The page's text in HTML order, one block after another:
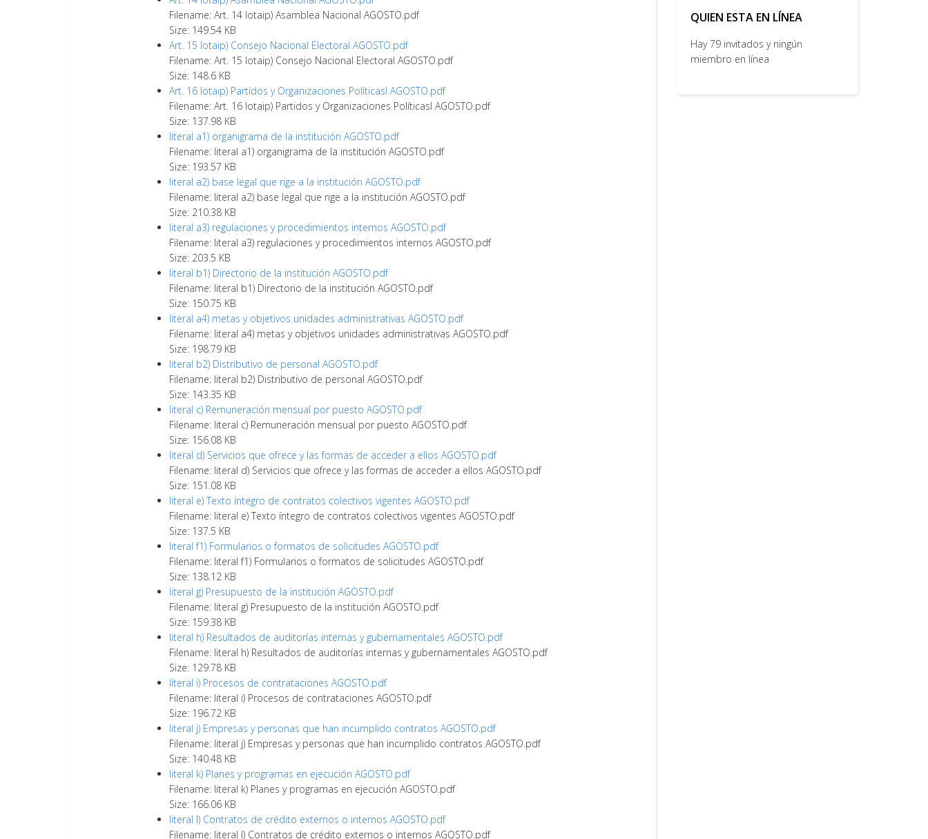
Filename: Art. 14 lotaip) Asamblea Nacional AGOSTO.pdf
Size: 149.54 KB
Art. 15 lotaip) Consejo Nacional Electoral AGOSTO.pdf
Filename: Art. 15 lotaip) Consejo Nacional Electoral AGOSTO.pdf
Size: 148.6 KB
Art. 16 lotaip) Partidos y Organizaciones Políticasl AGOSTO.pdf
Filename: Art. 16 lotaip) Partidos y Organizaciones Políticasl AGOSTO.pdf
Size: 137.98 KB
literal a1) organigrama de la institución AGOSTO.pdf
Filename: literal a1) organigrama de la institución AGOSTO.pdf
Size: 193.57 KB
literal a2) base legal que rige a la institución AGOSTO.pdf
Filename: literal a2) base legal que rige a la institución AGOSTO.pdf
Size: 210.38 KB
literal a3) regulaciones y procedimientos internos AGOSTO.pdf
Filename: literal a3) regulaciones y procedimientos internos AGOSTO.pdf
Size: 203.5 KB
literal b1) Directorio de la institución AGOSTO.pdf
Filename: literal b1) Directorio de la institución AGOSTO.pdf
Size: 150.75 KB
literal a4) metas y objetivos unidades administrativas AGOSTO.pdf
Filename: literal a4) metas y objetivos unidades administrativas AGOSTO.pdf
Size: 198.79 KB
literal b2) Distributivo de personal AGOSTO.pdf
Filename: literal b2) Distributivo de personal AGOSTO.pdf
Size: 143.35 KB
literal c) Remuneración mensual por puesto AGOSTO.pdf
Filename: literal c) Remuneración mensual por puesto AGOSTO.pdf
Size: 156.08 KB
literal d) Servicios que ofrece y las formas de acceder a ellos AGOSTO.pdf
Filename: literal d) Servicios que ofrece y las formas de acceder a ellos AGOSTO.pdf
Size: 151.08 KB
literal e) Texto íntegro de contratos colectivos vigentes AGOSTO.pdf
Filename: literal e) Texto íntegro de contratos colectivos vigentes AGOSTO.pdf
Size: 137.5 KB
literal f1) Formularios o formatos de solicitudes AGOSTO.pdf
Filename: literal f1) Formularios o formatos de solicitudes AGOSTO.pdf
Size: 138.12 KB
literal g) Presupuesto de la institución AGOSTO.pdf
Filename: literal g) Presupuesto de la institución AGOSTO.pdf
Size: 159.38 KB
literal h) Resultados de auditorías internas y gubernamentales AGOSTO.pdf
Filename: literal h) Resultados de auditorías internas y gubernamentales AGOSTO.pdf
Size: 129.78 KB
literal i) Procesos de contrataciones AGOSTO.pdf
Filename: literal i) Procesos de contrataciones AGOSTO.pdf
Size: 196.72 KB
literal j) Empresas y personas que han incumplido contratos AGOSTO.pdf
Filename: literal j) Empresas y personas que han incumplido contratos AGOSTO.pdf
Size: 140.48 KB
literal k) Planes y programas en ejecución AGOSTO.pdf
Filename: literal k) Planes y programas en ejecución AGOSTO.pdf
Size: 166.06 KB
literal l) Contratos de crédito externos o internos AGOSTO.pdf
Filename: literal l) Contratos de crédito externos o internos AGOSTO.pdf
QUIEN ESTA EN LÍNEA
Hay 79 invitados y ningún
miembro en línea